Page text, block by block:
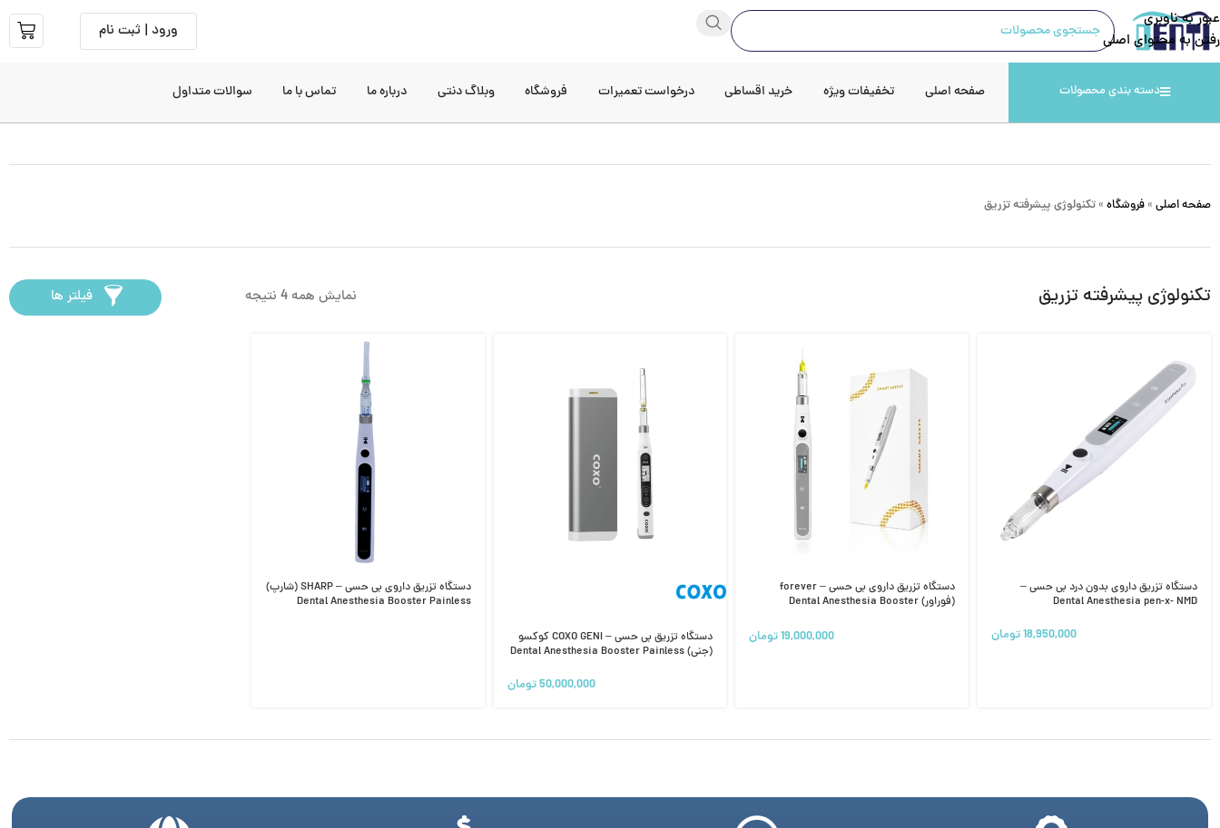
عبور به ناوبری
رفتن به محتوای اصلی
ورود | ثبت نام
دسته بندی محصولات صفحه اصلی تخفیفات ویژه خرید اقساطی درخواست تعمیرات فروشگاه وبلاگ دنتی درباره ما تماس با ما سوالات متداول
صفحه اصلی » فروشگاه » تکنولوژی پیشرفته تزریق
تکنولوژی پیشرفته تزریق نمایش همه 4 نتیجه فیلتر ها
دستگاه تزریق داروی بدون درد بی حسی –
Dental Anesthesia pen-x- NMD
18,950,000تومان
دستگاه تزریق داروی بی حسی – forever
(فوراور) Dental Anesthesia Booster
19,000,000تومان
دستگاه تزریق بی حسی – COXO GENI کوکسو
(جنی) Dental Anesthesia Booster Painless
50,000,000تومان
دستگاه تزریق داروی بی حسی – SHARP (شارپ)
Dental Anesthesia Booster Painless